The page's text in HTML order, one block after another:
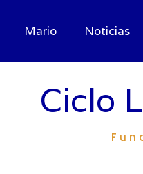
Mario Noticias
Ciclo